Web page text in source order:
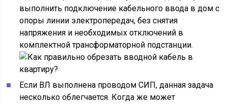
выполнить подключение кабельного ввода в дом с
опоры линии электропередач, без снятия
напряжения и необходимых отключений в
комплектной трансформаторной подстанции.
Если ВЛ выполнена проводом СИП, данная задача
несколько облегчается. Когда же может